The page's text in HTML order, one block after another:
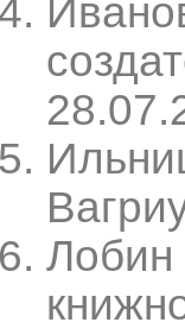
Лобин